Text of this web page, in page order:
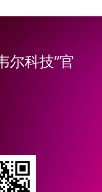
尔科技”官